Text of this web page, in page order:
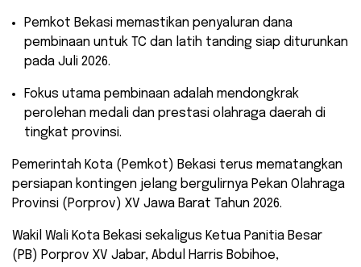
​Pemkot Bekasi memastikan penyaluran dana
pembinaan untuk TC dan latih tanding siap diturunkan
pada Juli 2026.
​Fokus utama pembinaan adalah mendongkrak
perolehan medali dan prestasi olahraga daerah di
tingkat provinsi.
Pemerintah Kota (Pemkot) Bekasi terus mematangkan
persiapan kontingen jelang bergulirnya Pekan Olahraga
Provinsi (Porprov) XV Jawa Barat Tahun 2026.
Wakil Wali Kota Bekasi sekaligus Ketua Panitia Besar
(PB) Porprov XV Jabar, Abdul Harris Bobihoe,